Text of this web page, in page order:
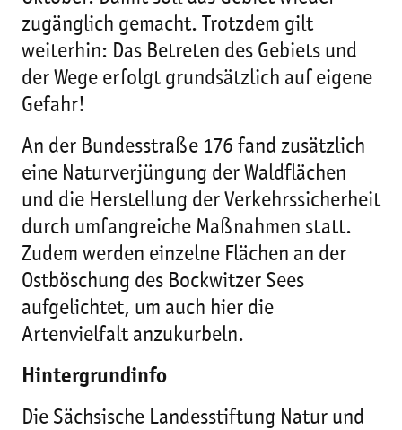
zugänglich gemacht. Trotzdem gilt
weiterhin: Das Betreten des Gebiets und
der Wege erfolgt grundsätzlich auf eigene
Gefahr!
An der Bundesstraße 176 fand zusätzlich
eine Naturverjüngung der Waldflächen
und die Herstellung der Verkehrssicherheit
durch umfangreiche Maßnahmen statt.
Zudem werden einzelne Flächen an der
Ostböschung des Bockwitzer Sees
aufgelichtet, um auch hier die
Artenvielfalt anzukurbeln.
Hintergrundinfo
Die Sächsische Landesstiftung Natur und